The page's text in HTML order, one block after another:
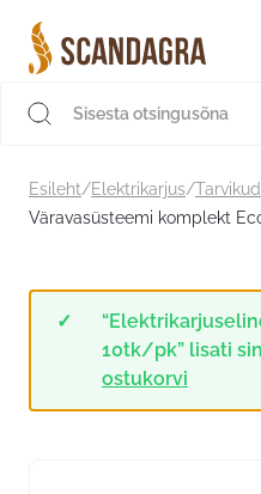
sisu
juurde
Esileht/Elektrikarjus/Tarvikud
Väravasüsteemi komplekt
10tk/pk” lisati
ostukorvi